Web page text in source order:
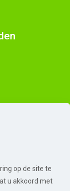
op de site te
u akkoord met